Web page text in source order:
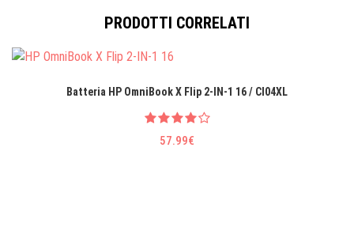
PRODOTTI CORRELATI
Batteria HP OmniBook X Flip 2-IN-1 16 / CI04XL
57.99€